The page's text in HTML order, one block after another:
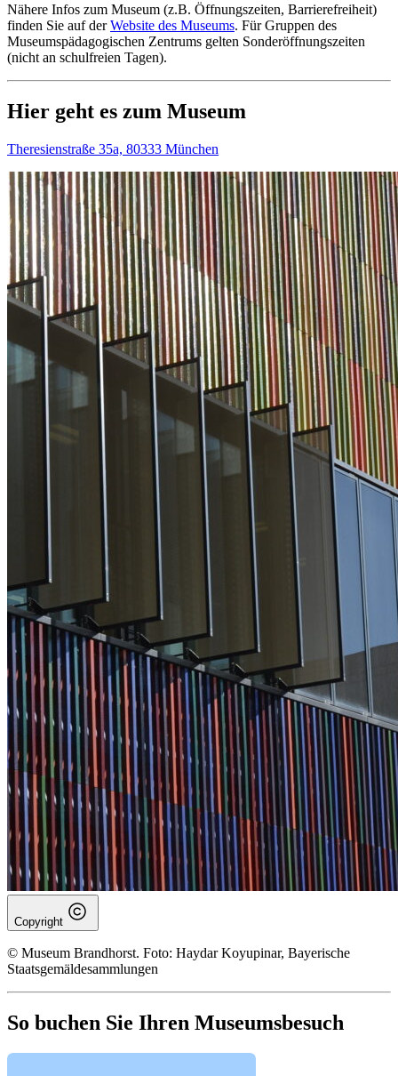
Nähere Infos zum Museum (z.B. Öffnungszeiten, Barrierefreiheit)
finden Sie auf derWebsite des Museums. Für Gruppen des
Museumspädagogischen Zentrums gelten Sonderöffnungszeiten
(nicht an schulfreien Tagen).
Hier geht es zum Museum
Theresienstraße 35a, 80333 München
Copyright
© Museum Brandhorst. Foto: Haydar Koyupinar, Bayerische
Staatsgemäldesammlungen
So buchen Sie Ihren Museumsbesuch